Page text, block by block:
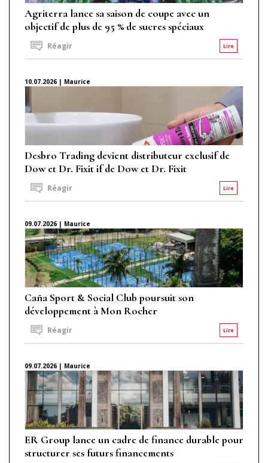
Agriterra lance sa saison de coupe avec un
objectif de plus de 95 % de sucres spéciaux
Lire
Réagir
10.07.2026 | Maurice
Desbro Trading devient distributeur exclusif de
Dow et Dr. Fixit if de Dow et Dr. Fixit
Lire
Réagir
09.07.2026 | Maurice
Caña Sport & Social Club poursuit son
développement à Mon Rocher
Lire
Réagir
09.07.2026 | Maurice
ER Group lance un cadre de finance durable pour
structurer ses futurs financements